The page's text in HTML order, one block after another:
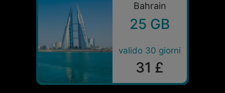
Bahrain
25 GB
valido 30 giorni
31 £